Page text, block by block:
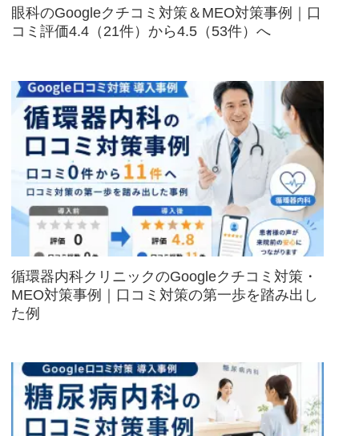
眼科のGoogleクチコミ対策＆MEO対策事例｜口
コミ評価4.4（21件）から4.5（53件）へ
循環器内科クリニックのGoogleクチコミ対策・
MEO対策事例｜口コミ対策の第一歩を踏み出し
た例